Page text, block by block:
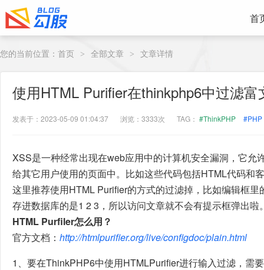
首
您的当前位置： 首页 > 全部文章 > 文章详情
使用HTML Purifier在thinkphp6中过滤
发表于：2023-05-09 01:04:37 浏览：3333次 TAG： #ThinkPHP #PHP
XSS是一种经常出现在web应用中的计算机安全漏洞，它允
给其它用户使用的页面中。比如这些代码包括HTML代码和
这里推荐使用HTML Purifier的方式的过滤掉，比如编辑框
存进数据库的是1 2 3，所以访问文章就不会有提示框弹出啦
HTML Purfiler怎么用？
官方文档： http://htmlpurifier.org/live/configdoc/plain.html
1、要在ThinkPHP6中使用HTMLPurifier进行输入过滤，需